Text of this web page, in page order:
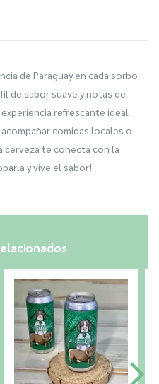
de Paraguay en cada sorbo
de sabor suave y notas de
refrescante ideal
comidas locales o
cerveza te conecta con la
y vive el sabor!